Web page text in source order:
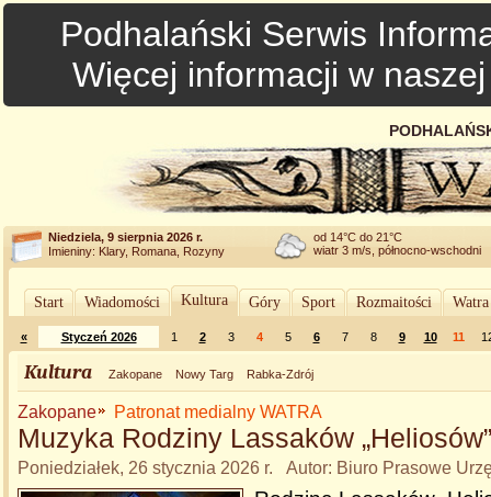
Podhalański Serwis
Więcej informacji w
Niedziela, 9 sierpnia 2026 r.
Imieniny: Klary, Romana, Rozyny
od 14°C do 21°C
wiatr 3 m/s, północno-wschodni
Start Wiadomości Kultura Góry Sport Rozmaitości
« Styczeń 2026 1 2 3 4 5 6 7 8 9 10 11
Kultura Zakopane Nowy Targ Rabka-Zdrój
Zakopane Patronat medialny WATRA
Muzyka Rodziny Lassaków
Poniedziałek, 26 stycznia 2026 r. Autor: Biuro Prasowe